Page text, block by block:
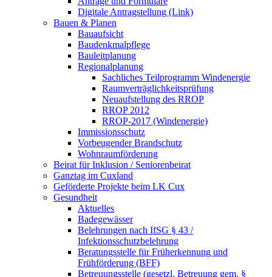
Digitale Antragstellung (Link)
Bauen & Planen
Bauaufsicht
Baudenkmalpflege
Bauleitplanung
Regionalplanung
Sachliches Teilprogramm Windenergie
Raumverträglichkeitsprüfung
Neuaufstellung des RROP
RROP 2012
RROP-2017 (Windenergie)
Immissionsschutz
Vorbeugender Brandschutz
Wohnraumförderung
Beirat für Inklusion / Seniorenbeirat
Ganztag im Cuxland
Geförderte Projekte beim LK Cux
Gesundheit
Aktuelles
Badegewässer
Belehrungen nach IfSG § 43 /
Infektionsschutzbelehrung
Beratungsstelle für Früherkennung und
Frühförderung (BFF)
Betreuungsstelle (gesetzl. Betreuung gem. §